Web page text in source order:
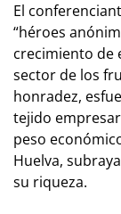
El
“héroes
crecimiento de
sector de los
honradez,
tejido
peso
Huelva,
su riqueza.